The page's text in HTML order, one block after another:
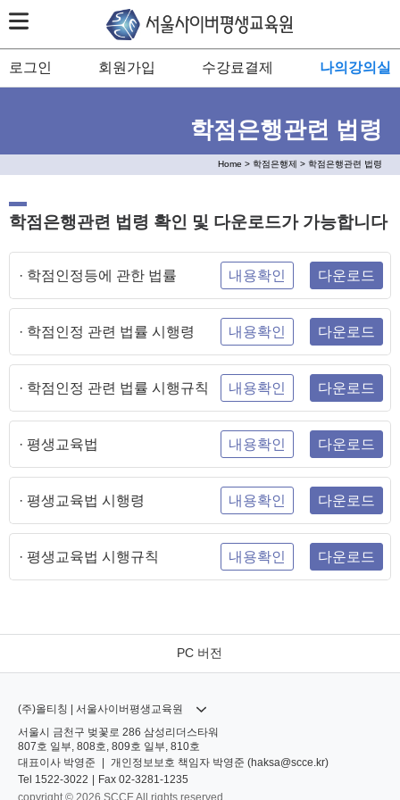
로그인 회원가입 수강료결제 나의강의실
학점은행관련 법령
Home > 학점은행제 > 학점은행관련 법령
학점은행관련 법령 확인 및 다운로드가 가능합니다
· 학점인정등에 관한 법률 내용확인 다운로드
· 학점인정 관련 법률 시행령 내용확인 다운로드
· 학점인정 관련 법률 시행규칙 내용확인 다운로드
· 평생교육법 내용확인 다운로드
· 평생교육법 시행령 내용확인 다운로드
· 평생교육법 시행규칙 내용확인 다운로드
PC 버전
(주)올티칭 | 서울사이버평생교육원
서울시 금천구 벚꽃로 286 삼성리더스타워
807호 일부, 808호, 809호 일부, 810호
대표이사 박영준 개인정보보호 책임자 박영준 (haksa@scce.kr)
Tel 1522-3022 Fax 02-3281-1235
copyright © 2026 SCCE All rights reserved